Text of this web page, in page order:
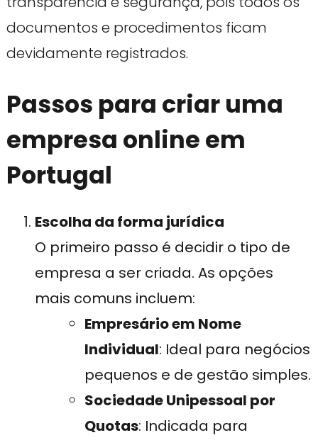
documentos e procedimentos ficam
devidamente registrados.
Passos para criar uma
empresa online em
Portugal
Escolha da forma jurídica
O primeiro passo é decidir o tipo de
empresa a ser criada. As opções
mais comuns incluem:
Empresário em Nome
Individual: Ideal para negócios
pequenos e de gestão simples.
Sociedade Unipessoal por
Quotas: Indicada para